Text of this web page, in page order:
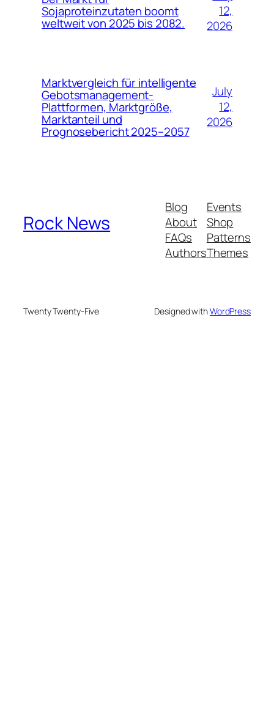
Sojaproteinzutaten boomt
weltweit von 2025 bis 2082.
12,
2026
Marktvergleich für intelligente
Gebotsmanagement-
Plattformen, Marktgröße,
Marktanteil und
Prognosebericht 2025–2057
July
12,
2026
Rock News
Blog
About
FAQs
Authors
Events
Shop
Patterns
Themes
Twenty Twenty-Five Designed withWordPress